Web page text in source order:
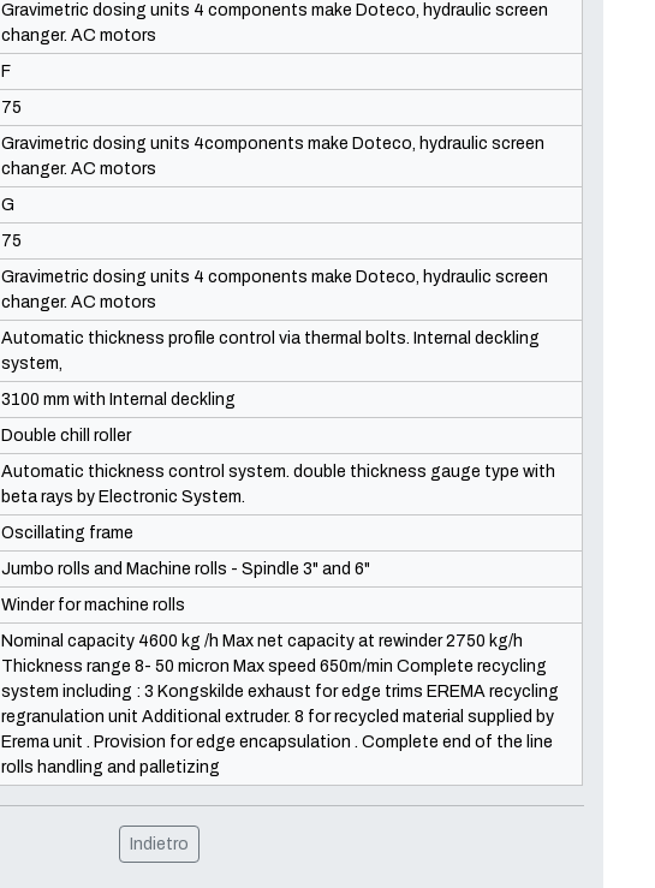
Gravimetric dosing units 4 components make Doteco, hydraulic screen
changer. AC motors
F
75
Gravimetric dosing units 4components make Doteco, hydraulic screen
changer. AC motors
G
75
Gravimetric dosing units 4 components make Doteco, hydraulic screen
changer. AC motors
Automatic thickness profile control via thermal bolts. Internal deckling
system,
3100 mm with Internal deckling
Double chill roller
Automatic thickness control system. double thickness gauge type with
beta rays by Electronic System.
Oscillating frame
Jumbo rolls and Machine rolls - Spindle 3" and 6"
Winder for machine rolls
Nominal capacity 4600 kg /h Max net capacity at rewinder 2750 kg/h
Thickness range 8- 50 micron Max speed 650m/min Complete recycling
system including : 3 Kongskilde exhaust for edge trims EREMA recycling
regranulation unit Additional extruder. 8 for recycled material supplied by
Erema unit . Provision for edge encapsulation . Complete end of the line
rolls handling and palletizing
Indietro